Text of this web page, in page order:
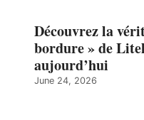
Découvrez la
bordure » de
aujourd’hui
June 24, 2026